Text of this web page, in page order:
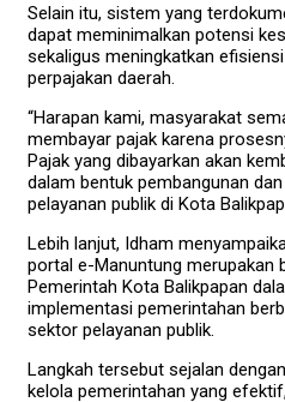
Selain itu, sistem yang
dapat meminimalkan potensi
sekaligus meningkatkan
perpajakan daerah.
“Harapan kami, masyarakat
membayar pajak karena
Pajak yang dibayarkan akan
dalam bentuk pembangunan
pelayanan publik di Kota
Lebih lanjut, Idham
portal e-Manuntung merupakan
Pemerintah Kota Balikpapan
implementasi pemerintahan
sektor pelayanan publik.
Langkah tersebut sejalan
kelola pemerintahan yang